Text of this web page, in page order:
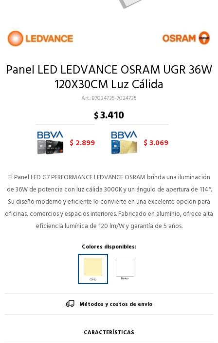
Panel LED LEDVANCE OSRAM UGR 36W
120X30CM Luz Cálida
B7024735-7024735
$3.410
$ 2.899 $3.069
El Panel LED G7 PERFORMANCE LEDVANCE OSRAM brinda una iluminación
de 36W de potencia con luz cálida 3000K y un ángulo de apertura de 114°.
Su diseño moderno y eficiente lo convierte en una excelente opción para
oficinas, comercios y espacios interiores. Fabricado en aluminio, ofrece alta
eficiencia lumínica de 120 lm/W y garantía de 5 años.
Colores disponibles:
Métodos y costos de envío
CARACTERÍSTICAS